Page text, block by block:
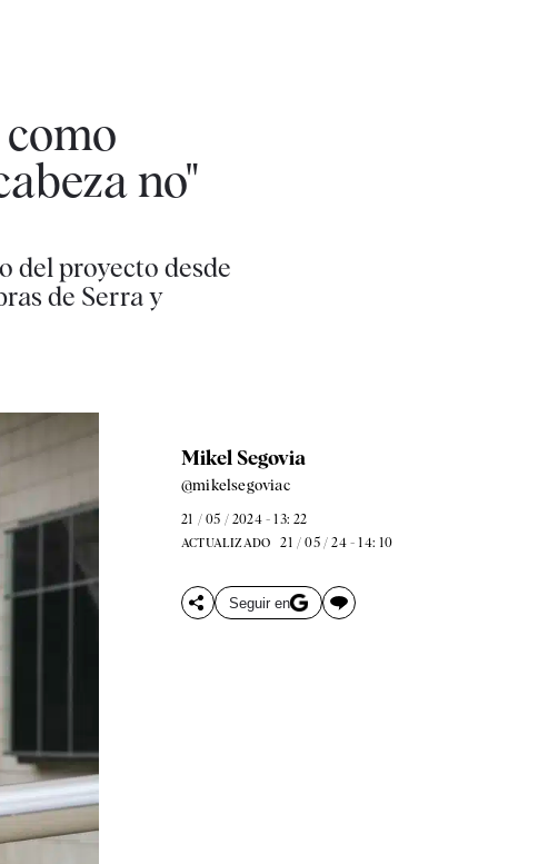
no"
del proyecto desde
de Serra y
Mikel Segovia
@mikelsegoviac
21 / 05 / 2024 - 13: 22
ACTUALIZADO 21 / 05 / 24 - 14: 10
Seguir en